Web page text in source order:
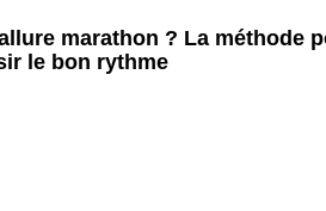
marathon ? La méthode
le bon rythme